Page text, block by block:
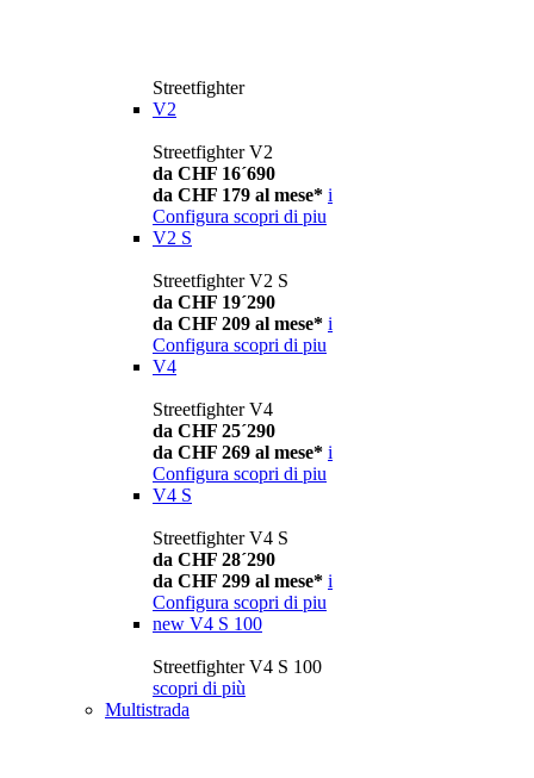
Streetfighter
V2
Streetfighter V2
da CHF 16´690
da CHF 179 al mese* i
Configura scopri di piu
V2 S
Streetfighter V2 S
da CHF 19´290
da CHF 209 al mese* i
Configura scopri di piu
V4
Streetfighter V4
da CHF 25´290
da CHF 269 al mese* i
Configura scopri di piu
V4 S
Streetfighter V4 S
da CHF 28´290
da CHF 299 al mese* i
Configura scopri di piu
new V4 S 100
Streetfighter V4 S 100
scopri di più
Multistrada